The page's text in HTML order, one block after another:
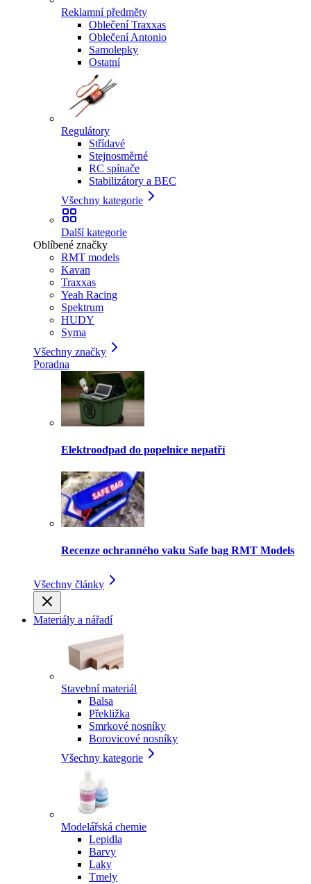
Reklamní předměty
Oblečení Traxxas
Oblečení Antonio
Samolepky
Ostatní
Regulátory
Střídavé
Stejnosměrné
RC spínače
Stabilizátory a BEC
Všechny kategorie
Další kategorie
Oblíbené značky
RMT models
Kavan
Traxxas
Yeah Racing
Spektrum
HUDY
Syma
Všechny značky
Poradna
Elektroodpad do popelnice nepatří
Recenze ochranného vaku Safe bag RMT Models
Všechny články
Materiály a nářadí
Stavební materiál
Balsa
Překližka
Smrkové nosníky
Borovicové nosníky
Všechny kategorie
Modelářská chemie
Lepidla
Barvy
Laky
Tmely